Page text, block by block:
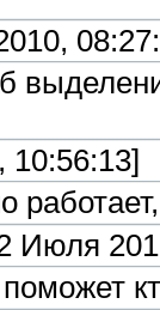
10:56:13]
Июля